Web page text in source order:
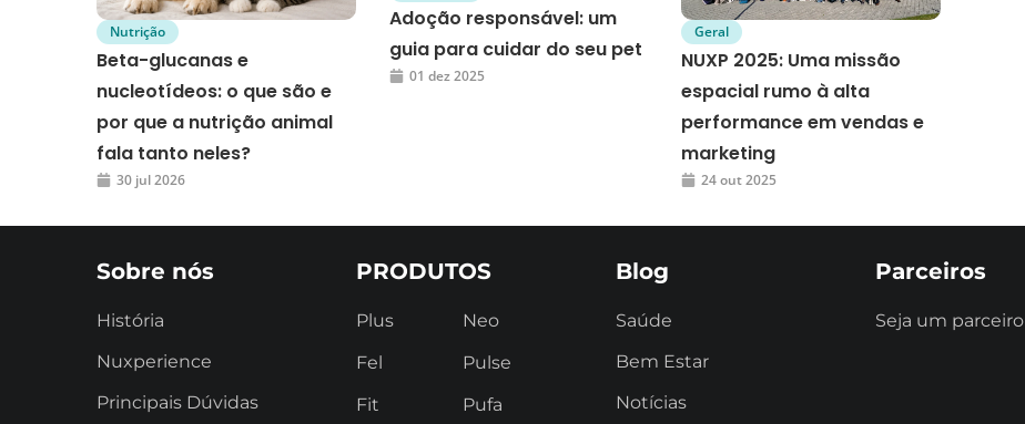
Nutrição
Beta-glucanas e
nucleotídeos: o que são e
por que a nutrição animal
fala tanto neles?
30 jul 2026
Adoção responsável: um
guia para cuidar do seu pet
01 dez 2025
Geral
NUXP 2025: Uma missão
espacial rumo à alta
performance em vendas e
marketing
24 out 2025
Sobre nós
História
Nuxperience
Principais Dúvidas
PRODUTOS
Plus
Fel
Fit
Neo
Pulse
Pufa
Blog
Saúde
Bem Estar
Notícias
Parceiros
Seja um parceiro